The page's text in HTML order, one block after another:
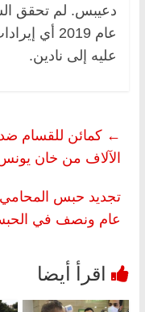
عام 2019
عليه إلى نادين.
← كمائن للقسام
الآلاف من خان
تجديد حبس المحامي
عام ونصف في